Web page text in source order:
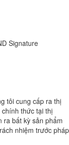
Signature
tôi cung cấp ra thị
thức tại thị
ra bất kỳ sản phẩm
nhiệm trước pháp